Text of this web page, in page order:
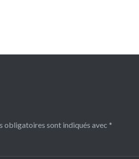
obligatoires sont indiqués avec *